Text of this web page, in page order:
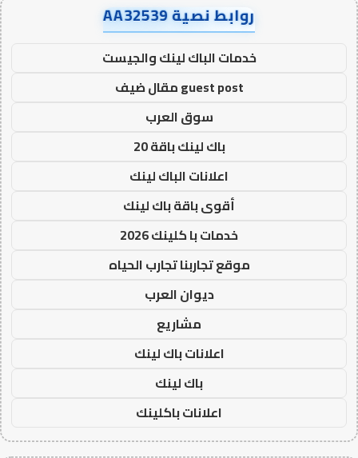
روابط نصية AA32539
خدمات الباك لينك والجيست
guest post مقال ضيف
سوق العرب
باك لينك باقة 20
اعلانات الباك لينك
أقوى باقة باك لينك
خدمات با كلينك 2026
موقع تجاربنا تجارب الحياه
ديوان العرب
مشاريع
اعلانات باك لينك
باك لينك
اعلانات باكلينك